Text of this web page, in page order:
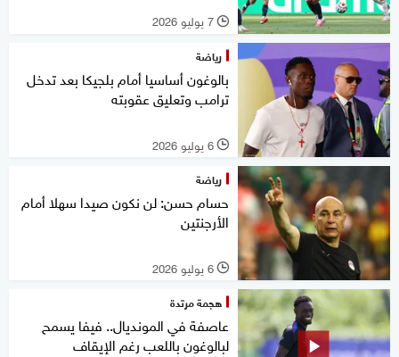
l 7 يوليو 2026
رياضة
بالوغون أساسيا أمام بلجيكا بعد تدخل
ترامب وتعليق عقوبته
l 6 يوليو 2026
رياضة
حسام حسن: لن نكون صيدا سهلا أمام
الأرجنتين
l 6 يوليو 2026
هجمة مرتدة
عاصفة في المونديال.. فيفا يسمح
لبالوغون باللعب رغم الإيقاف